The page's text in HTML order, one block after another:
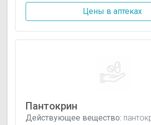
Цены в аптеках
Пантокрин
Действующее вещество: